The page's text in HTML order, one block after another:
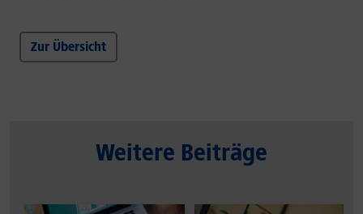
Zur Übersicht
Weitere Beiträge